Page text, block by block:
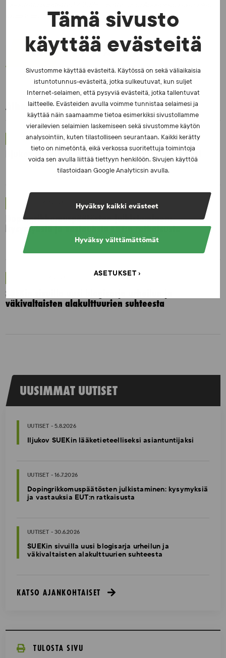
Tämä sivusto
käyttää evästeitä
Sivustomme käyttää evästeitä. Käytössä on sekä väliaikaisia
istuntotunnus-evästeitä, jotka sulkeutuvat, kun suljet
Internet-selaimen, että pysyviä evästeitä, jotka tallentuvat
laitteelle. Evästeiden avulla voimme tunnistaa selaimesi ja
käyttää näin saamaamme tietoa esimerkiksi sivustollamme
vierailevien selaimien laskemiseen sekä sivustomme käytön
analysointiin, kuten tilastolliseen seurantaan. Kaikki kerätty
tieto on nimetöntä, eikä verkossa suoritettuja toimintoja
voida sen avulla liittää tiettyyn henkilöön. Sivujen käyttöä
tilastoidaan Google Analyticsin avulla.
Hyväksy kaikki evästeet
Hyväksy välttämättömät
ASETUKSET
JAA:
Aiheeseen liittyvää:
UUTISET - 5.8.2026
Iljukov SUEKin lääketieteelliseksi asiantuntijaksi
UUTISET - 16.7.2026
Dopingrikkomuspäätösten julkistaminen:
kysymyksiä ja vastauksia EUT:n ratkaisusta
SUEKin sivuilla uusi blogisarja urheilun ja
väkivaltaisten alakulttuurien suhteesta
UUSIMMAT UUTISET
UUTISET - 5.8.2026
Iljukov SUEKin lääketieteelliseksi asiantuntijaksi
UUTISET - 16.7.2026
Dopingrikkomuspäätösten julkistaminen: kysymyksiä
ja vastauksia EUT:n ratkaisusta
UUTISET - 30.6.2026
SUEKin sivuilla uusi blogisarja urheilun ja
väkivaltaisten alakulttuurien suhteesta
KATSO AJANKOHTAISET
TULOSTA SIVU